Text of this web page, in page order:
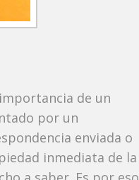
de un
por un
enviada o
inmediata de la